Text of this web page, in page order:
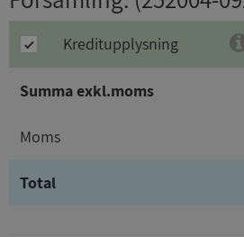
Kreditupplysning
Summa exkl.moms
Moms
Total